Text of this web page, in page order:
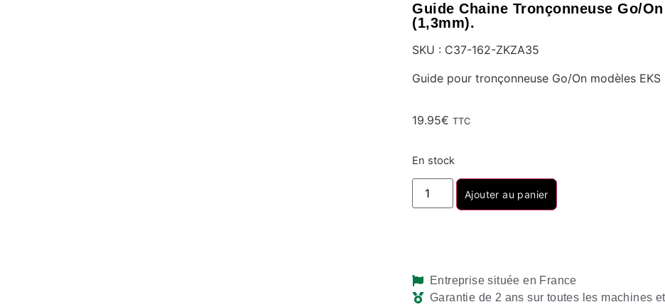
Guide Chaine Tronçonneuse Go/
(1,3mm).
SKU : C37-162-ZKZA35
Guide pour tronçonneuse Go/On modèles EKS
19.95€ TTC
En stock
Ajouter au panier
Entreprise située en France
Garantie de 2 ans sur toutes les machines